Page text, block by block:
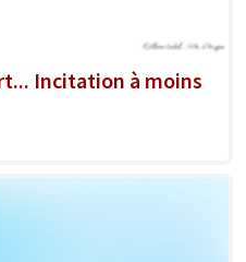
Incitation à moins